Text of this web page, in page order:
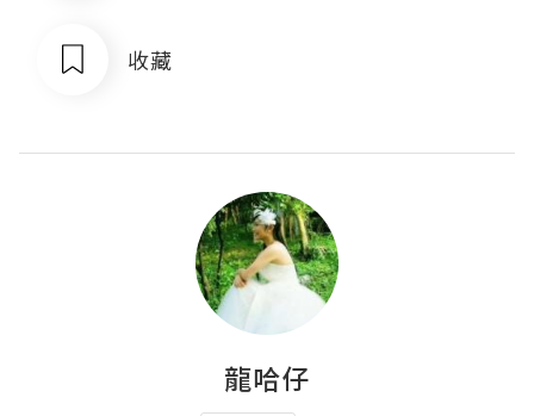
收藏
龍哈仔